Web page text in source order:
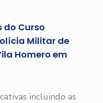
do Curso
Militar de
Homero em
incluindo as